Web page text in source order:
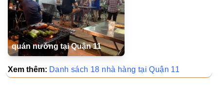
quán nướng tại Quận 11
Xem thêm: Danh sách 18 nhà hàng tại Quận 11